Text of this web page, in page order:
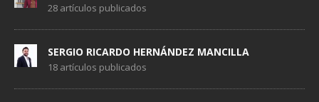
28 artículos publicados
SERGIO RICARDO HERNÁNDEZ MANCILLA
18 artículos publicados